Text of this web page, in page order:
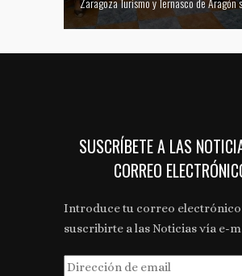
SUSCRÍBETE A LAS
CORREO
Introduce tu correo electrónico
suscribirte a las Noticias vía e-
Dirección